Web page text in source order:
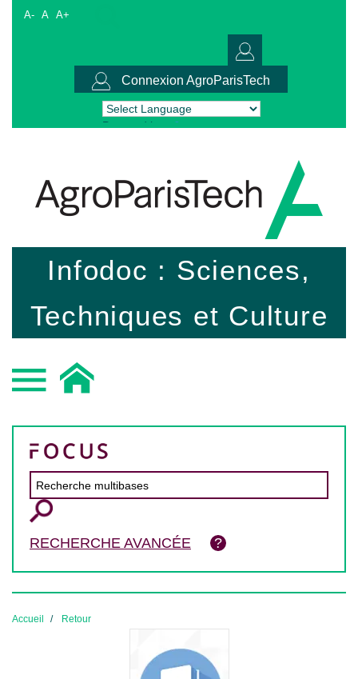
A- A A+
Connexion AgroParisTech
Powered by Translate
Infodoc : Sciences,
Techniques et Culture
RECHERCHE AVANCÉE
Accueil Retour